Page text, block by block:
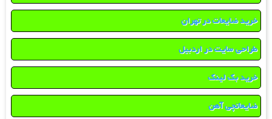
خرید ضایعات در تهران
طراحی سایت در اردبیل
خرید بک لینک
ضایعاتچی آهن